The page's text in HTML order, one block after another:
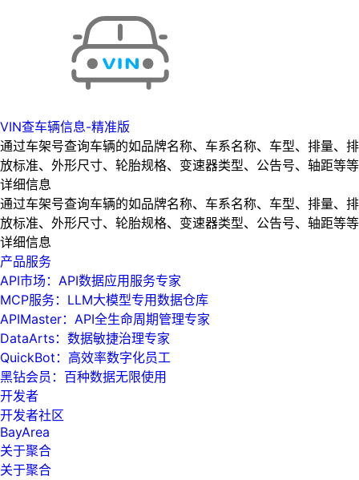
VIN查车辆信息-精准版
通过车架号查询车辆的如品牌名称、车系名称、车型、排量、排
放标准、外形尺寸、轮胎规格、变速器类型、公告号、轴距等等
详细信息
通过车架号查询车辆的如品牌名称、车系名称、车型、排量、排
放标准、外形尺寸、轮胎规格、变速器类型、公告号、轴距等等
详细信息
产品服务
API市场：API数据应用服务专家
MCP服务：LLM大模型专用数据仓库
APIMaster：API全生命周期管理专家
DataArts：数据敏捷治理专家
QuickBot：高效率数字化员工
黑钻会员：百种数据无限使用
开发者
开发者社区
BayArea
关于聚合
关于聚合